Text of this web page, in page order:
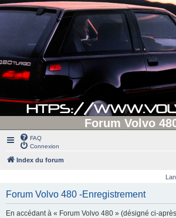
Forum Volvo
FAQ
Connexion
Index du forum
Forum Volvo 480 -Enregistrement
En accédant à « Forum Volvo 480 » (désigné ci-